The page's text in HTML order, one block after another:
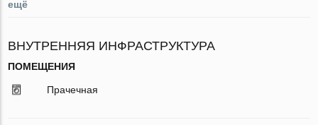
ещё
ВНУТРЕННЯЯ ИНФРАСТРУКТУРА
ПОМЕЩЕНИЯ
Прачечная